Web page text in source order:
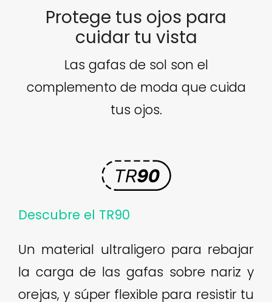
Protege tus ojos para
cuidar tu vista
Las gafas de sol son el
complemento de moda que cuida
tus ojos.
Descubre el TR90
Un material ultraligero para rebajar
la carga de las gafas sobre nariz y
orejas, y súper flexible para resistir tu